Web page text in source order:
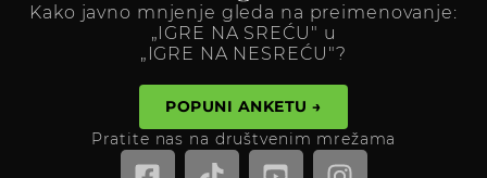
Kako javno mnjenje gleda na preimenovanje:
„IGRE NA SREĆU" u
„IGRE NA NESREĆU"?
POPUNI ANKETU →
Pratite nas na društvenim mrežama